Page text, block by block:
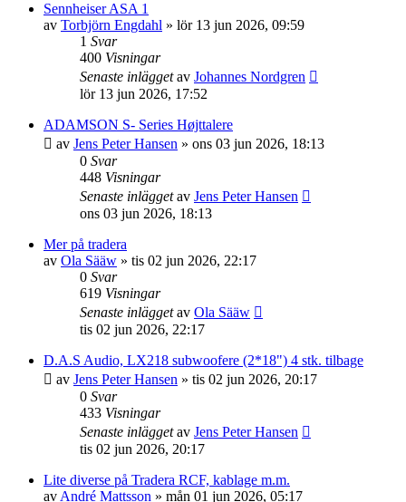
Sennheiser ASA 1
av Torbjörn Engdahl » lör 13 jun 2026, 09:59
1 Svar
400 Visningar
Senaste inläggetav Johannes Nordgren
lör 13 jun 2026, 17:52
ADAMSON S- Series Højttalere
av Jens Peter Hansen » ons 03 jun 2026, 18:13
0 Svar
448 Visningar
Senaste inläggetav Jens Peter Hansen
ons 03 jun 2026, 18:13
Mer på tradera
av Ola Sääw » tis 02 jun 2026, 22:17
0 Svar
619 Visningar
Senaste inläggetav Ola Sääw
tis 02 jun 2026, 22:17
D.A.S Audio, LX218 subwoofere (2*18") 4 stk. tilbage
av Jens Peter Hansen » tis 02 jun 2026, 20:17
0 Svar
433 Visningar
Senaste inläggetav Jens Peter Hansen
tis 02 jun 2026, 20:17
Lite diverse på Tradera RCF, kablage m.m.
avAndré Mattsson » mån 01 jun 2026, 05:17